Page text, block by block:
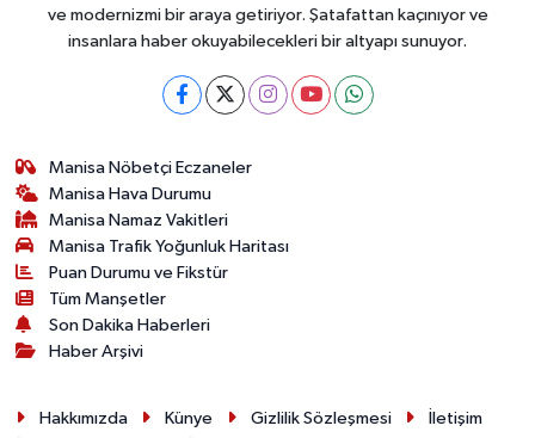
ve modernizmi bir araya getiriyor. Şatafattan kaçınıyor ve
insanlara haber okuyabilecekleri bir altyapı sunuyor.
Manisa Nöbetçi Eczaneler
Manisa Hava Durumu
Manisa Namaz Vakitleri
Manisa Trafik Yoğunluk Haritası
Puan Durumu ve Fikstür
Tüm Manşetler
Son Dakika Haberleri
Haber Arşivi
Hakkımızda Künye Gizlilik Sözleşmesi
İletişim